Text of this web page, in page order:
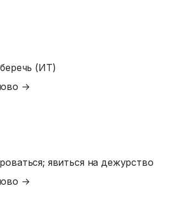
(ИТ)
→
явиться на дежурство
→